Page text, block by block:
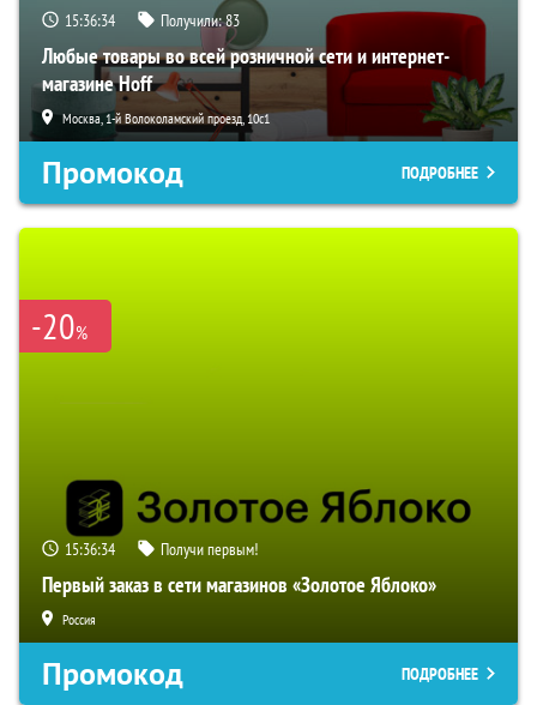
15:36:33 Получили:83
Любые товары во всей розничной сети и интернет-
магазине Hoff
Москва, 1-й Волоколамский проезд, 10с1
Промокод ПОДРОБНЕЕ
-20%
15:36:33 Получи первым!
Первый заказ в сети магазинов «Золотое Яблоко»
Россия
Промокод ПОДРОБНЕЕ